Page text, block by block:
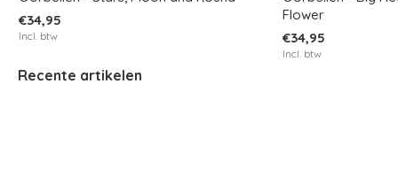
€34,95
Incl. btw
Flower
€34,95
Incl. btw
Recente artikelen